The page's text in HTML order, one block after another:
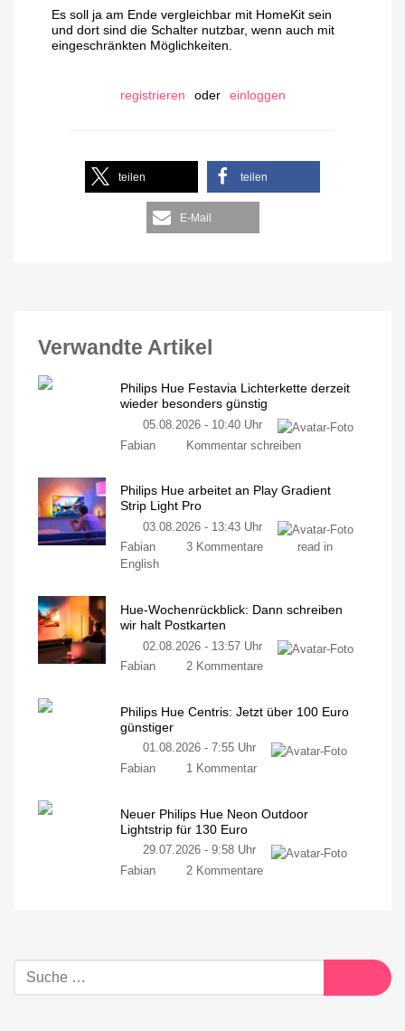
Es soll ja am Ende vergleichbar mit HomeKit sein
und dort sind die Schalter nutzbar, wenn auch mit
eingeschränkten Möglichkeiten.
registrieren oder einloggen
teilen teilen
E-Mail
Verwandte Artikel
Philips Hue Festavia Lichterkette derzeit
wieder besonders günstig
05.08.2026 - 10:40 Uhr
Fabian
Kommentar schreiben
Philips Hue arbeitet an Play Gradient
Strip Light Pro
03.08.2026 - 13:43 Uhr
Fabian
3 Kommentare
read in
English
Hue-Wochenrückblick: Dann schreiben
wir halt Postkarten
02.08.2026 - 13:57 Uhr
Fabian
2 Kommentare
Philips Hue Centris: Jetzt über 100 Euro
günstiger
01.08.2026 - 7:55 Uhr
Fabian
1 Kommentar
Neuer Philips Hue Neon Outdoor
Lightstrip für 130 Euro
29.07.2026 - 9:58 Uhr
Fabian
2 Kommentare